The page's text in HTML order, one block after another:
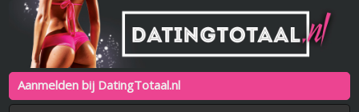
Aanmelden bij DatingTotaal.nl